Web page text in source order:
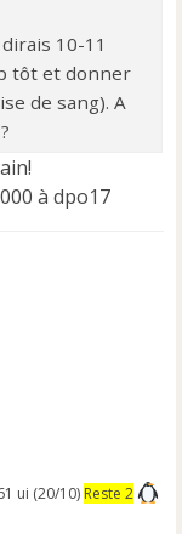
10-11
tôt et donner
de sang). A
à dpo17
ui (20/10) Reste 2